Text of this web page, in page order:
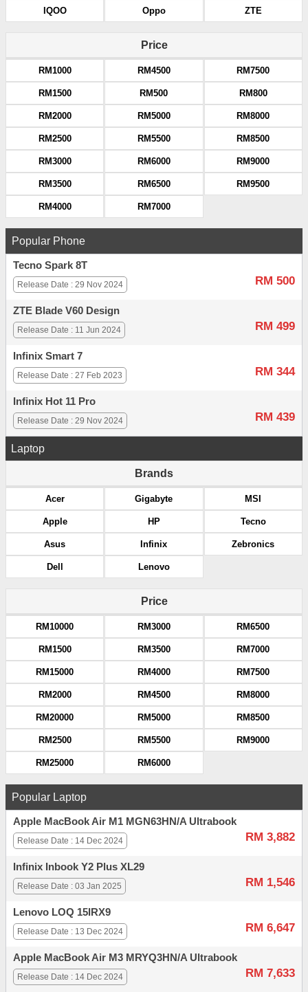
IQOO Oppo ZTE
Price
RM1000
RM1500
RM2000
RM2500
RM3000
RM3500
RM4000
RM4500
RM500
RM5000
RM5500
RM6000
RM6500
RM7000
RM7500
RM800
RM8000
RM8500
RM9000
RM9500
Popular Phone
Tecno Spark 8T
RM 500
Release Date : 29 Nov 2024
ZTE Blade V60 Design
RM 499
Release Date : 11 Jun 2024
Infinix Smart 7
RM 344
Release Date : 27 Feb 2023
Infinix Hot 11 Pro
RM 439
Release Date : 29 Nov 2024
Laptop
Brands
Acer
Apple
Asus
Dell
Gigabyte
HP
Infinix
Lenovo
MSI
Tecno
Zebronics
Price
RM10000
RM1500
RM15000
RM2000
RM20000
RM2500
RM25000
RM3000
RM3500
RM4000
RM4500
RM5000
RM5500
RM6000
RM6500
RM7000
RM7500
RM8000
RM8500
RM9000
Popular Laptop
Apple MacBook Air M1 MGN63HN/A Ultrabook
RM 3,882
Release Date : 14 Dec 2024
Infinix Inbook Y2 Plus XL29
RM 1,546
Release Date : 03 Jan 2025
Lenovo LOQ 15IRX9
RM 6,647
Release Date : 13 Dec 2024
Apple MacBook Air M3 MRYQ3HN/A Ultrabook
RM 7,633
Release Date : 14 Dec 2024